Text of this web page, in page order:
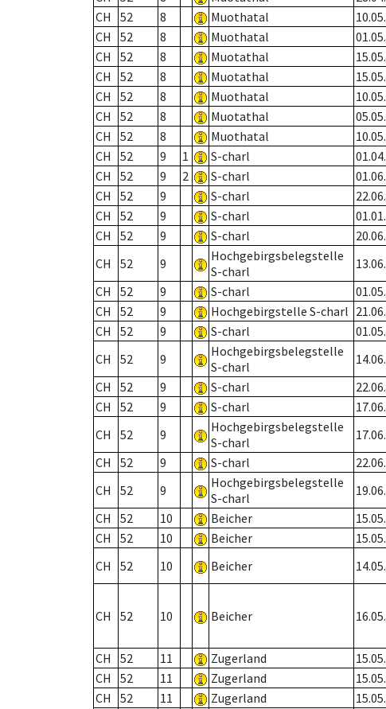
CH
52 8 Muothatal
CH
52 8 Muothatal
CH
52 8 Muotathal
CH
52 8 Muotathal
CH
52 8 Muothatal
CH
52 8 Muotathal
CH
52 8 Muothatal
CH
52 9 1 S-charl
CH
52 9 2 S-charl
CH
52 9 S-charl
CH
52 9 S-charl
CH
52 9 S-charl
CH
52 9
Hochgebirgsbelegstelle
S-charl
CH
52 9 S-charl
CH
52 9 Hochgebirgstelle S-charl
CH
52 9 S-charl
CH
52 9
Hochgebirgsbelegstelle
S-charl
CH
52 9 S-charl
CH
52 9 S-charl
CH
52 9
Hochgebirgsbelegstelle
S-charl
CH
52 9 S-charl
CH
52 9
Hochgebirgsbelegstelle
S-charl
CH
52 10 Beicher
CH
52 10 Beicher
CH
52 10 Beicher
CH 52 10 Beicher
CH
52 11 Zugerland
CH
52 11 Zugerland
CH
52 11 Zugerland